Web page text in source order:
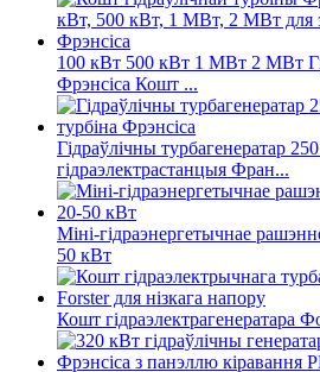
100 кВт 500 кВт 1 МВт 2 МВт
Фрэнсіса Кошт ...
Гідраўлічны турбагенератар
гідраэлектрастанцыя Фран...
Міні-гідраэнергетычнае
50 кВт
Кошт гідраэлектрагенератара